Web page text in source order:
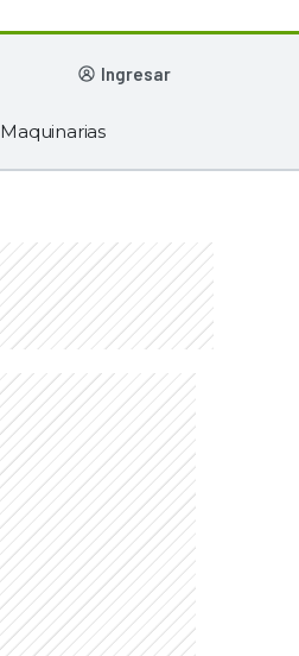
ingresar
Maquinarias